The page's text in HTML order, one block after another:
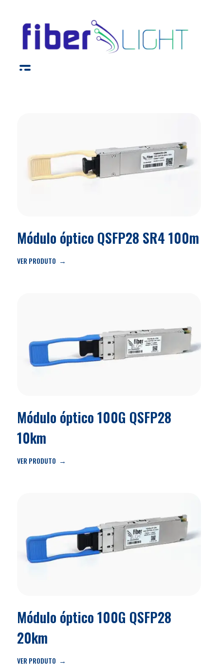
Fiber Light
Módulo óptico QSFP28 SR4 100m
VER PRODUTO
Módulo óptico 100G QSFP28
10km
VER PRODUTO
Módulo óptico 100G QSFP28
20km
VER PRODUTO